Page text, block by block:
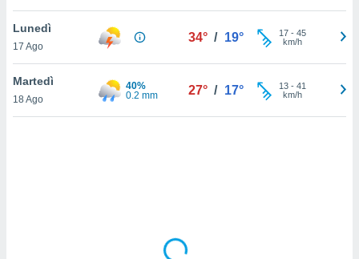
a piè
del
Lunedì
17 Ago
34° / 19° 17- 45
km/h
Martedì
18 Ago
40%
0.2 mm
27° / 17° 13- 41
km/h